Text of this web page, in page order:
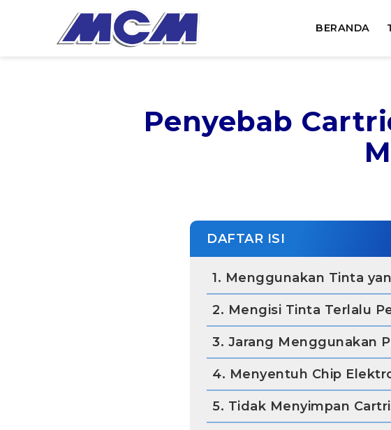
BERANDA
Penyebab
DAFTAR ISI
1. Menggunakan Tinta
2. Mengisi Tinta Terlalu
3. Jarang Menggunakan
4. Menyentuh Chip
5. Tidak Menyimpan